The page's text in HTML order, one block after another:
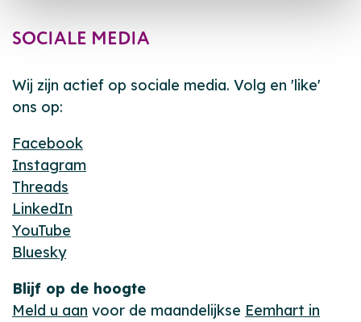
SOCIALE MEDIA
Wij zijn actief op sociale media. Volg en 'like'
ons op:
Facebook
Instagram
Threads
LinkedIn
YouTube
Bluesky
Blijf op de hoogte
Meld u aan voor de maandelijkse Eemhart in